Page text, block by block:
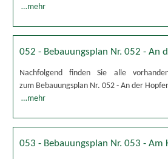
…mehr
052 - Bebauungsplan Nr. 052 - An
Nachfolgend finden Sie alle
zum Bebauungsplan Nr. 052 - An der
…mehr
053 - Bebauungsplan Nr. 053 - Am